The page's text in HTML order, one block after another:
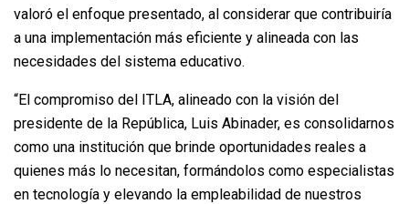
valoró el enfoque presentado, al considerar que contribuiría
a una implementación más eficiente y alineada con las
necesidades del sistema educativo.
“El compromiso del ITLA, alineado con la visión del
presidente de la República, Luis Abinader, es consolidarnos
como una institución que brinde oportunidades reales a
quienes más lo necesitan, formándolos como especialistas
en tecnología y elevando la empleabilidad de nuestros